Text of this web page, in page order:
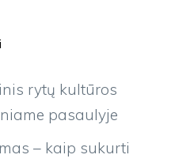
rytų kultūros
pasaulyje
– kaip sukurti